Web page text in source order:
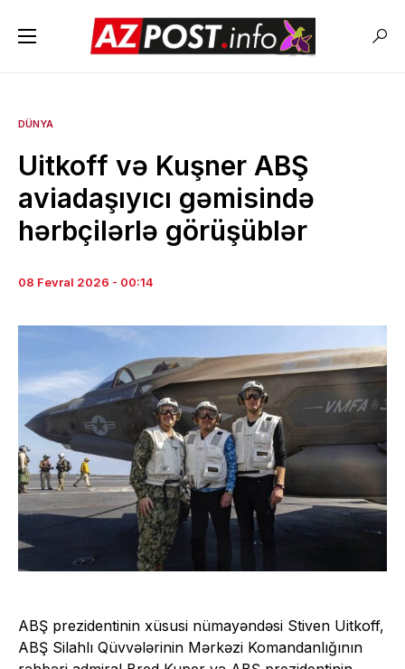
DÜNYA
Uitkoff və Kuşner ABŞ
aviadaşıyıcı gəmisində
hərbçilərlə görüşüblər
08 Fevral 2026 - 00:14
ABŞ prezidentinin xüsusi nümayəndəsi Stiven Uitkoff,
ABŞ Silahlı Qüvvələrinin Mərkəzi Komandanlığının